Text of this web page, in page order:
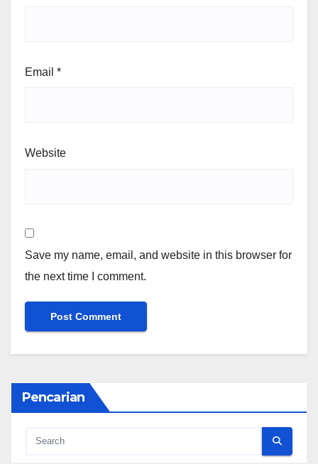
Email *
Website
Save my name, email, and website in this browser for
the next time I comment.
Pencarian